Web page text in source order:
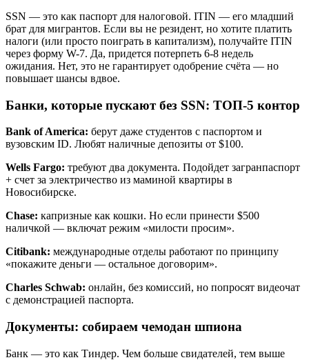
SSN — это как паспорт для налоговой. ITIN — его младший
брат для мигрантов. Если вы не резидент, но хотите платить
налоги (или просто поиграть в капитализм), получайте ITIN
через форму W-7. Да, придется потерпеть 6-8 недель
ожидания. Нет, это не гарантирует одобрение счёта — но
повышает шансы вдвое.
Банки, которые пускают без SSN: ТОП-5 контор
Bank of America: берут даже студентов с паспортом и
вузовским ID. Любят наличные депозиты от $100.
Wells Fargo: требуют два документа. Подойдет загранпаспорт
+ счет за электричество из маминой квартиры в
Новосибирске.
Chase: капризные как кошки. Но если принести $500
наличкой — включат режим «милости просим».
Citibank: международные отделы работают по принципу
«покажите деньги — остальное договорим».
Charles Schwab: онлайн, без комиссий, но попросят видеочат
с демонстрацией паспорта.
Документы: собираем чемодан шпиона
Банк — это как Тиндер. Чем больше свидателей, тем выше